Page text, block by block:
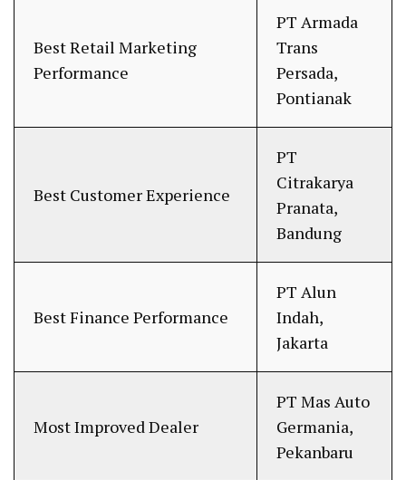
Best Retail Marketing
Performance
PT Armada
Trans
Persada,
Pontianak
Best Customer Experience
PT
Citrakarya
Pranata,
Bandung
Best Finance Performance
PT Alun
Indah,
Jakarta
Most Improved Dealer
PT Mas Auto
Germania,
Pekanbaru